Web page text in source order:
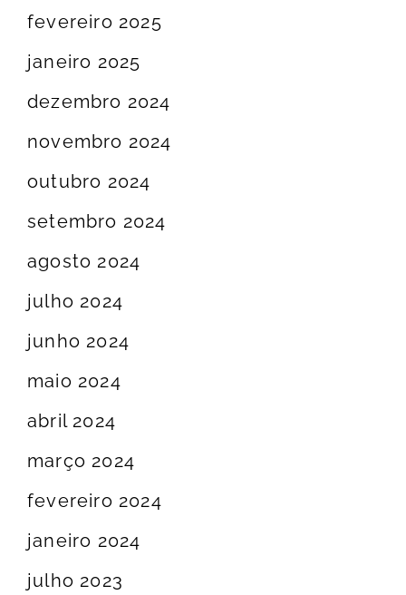
fevereiro 2025
janeiro 2025
dezembro 2024
novembro 2024
outubro 2024
setembro 2024
agosto 2024
julho 2024
junho 2024
maio 2024
abril 2024
março 2024
fevereiro 2024
janeiro 2024
julho 2023